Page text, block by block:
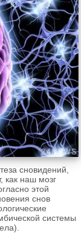
сновидений,
как наш мозг
этой
снов
системы